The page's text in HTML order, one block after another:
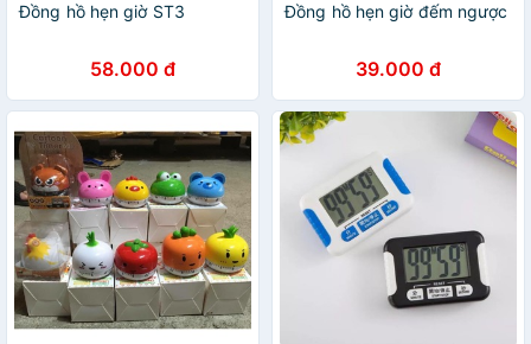
Đồng hồ hẹn giờ ST3
58.000 đ
Đồng hồ hẹn giờ đếm ngược
39.000 đ